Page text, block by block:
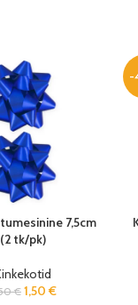
7,5cm
(2 tk/pk)
€ 1,50 €
-